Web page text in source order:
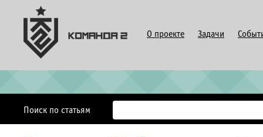
О проекте Задачи
Поиск по статьям